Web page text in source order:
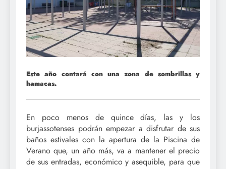
Este año contará con una zona de sombrillas y
hamacas.
En poco menos de quince días, las y los
burjassotenses podrán empezar a disfrutar de sus
baños estivales con la apertura de la Piscina de
Verano que, un año más, va a mantener el precio
de sus entradas, económico y asequible, para que